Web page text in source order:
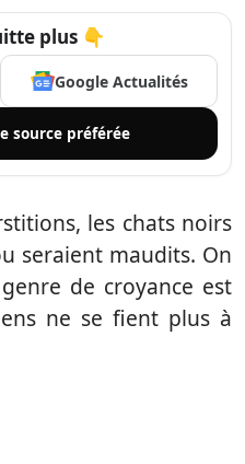
plus 👇
Google Actualités
source préférée
les chats noirs
seraient maudits. On
de croyance est
ne se fient plus à